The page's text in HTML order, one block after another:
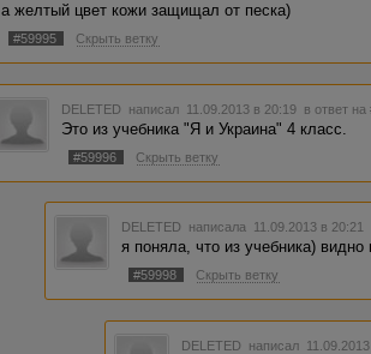
а желтый цвет кожи защищал от песка)
#59995 Скрыть ветку
DELETED написал 11.09.2013 в 20:19 в ответ на
Это из учебника "Я и Украина" 4 класс.
#59996 Скрыть ветку
DELETED написала 11.09.2013 в 20:21
я поняла, что из учебника) видно
#59998 Скрыть ветку
DELETED написал